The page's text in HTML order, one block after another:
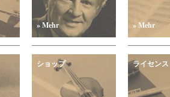
» Mehr » Mehr
ショップ ライセンス